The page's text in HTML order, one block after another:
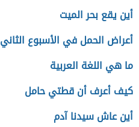
أين يقع بحر الميت
أعراض الحمل في الأسبوع الثاني
ما هي اللغة العربية
كيف أعرف أن قطتي حامل
أين عاش سيدنا آدم